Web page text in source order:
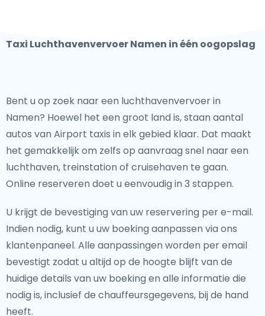
Taxi Luchthavenvervoer Namen in één oogopslag
Bent u op zoek naar een luchthavenvervoer in
Namen? Hoewel het een groot land is, staan aantal
autos van Airport taxis in elk gebied klaar. Dat maakt
het gemakkelijk om zelfs op aanvraag snel naar een
luchthaven, treinstation of cruisehaven te gaan.
Online reserveren doet u eenvoudig in 3 stappen.
U krijgt de bevestiging van uw reservering per e-mail.
Indien nodig, kunt u uw boeking aanpassen via ons
klantenpaneel. Alle aanpassingen worden per email
bevestigt zodat u altijd op de hoogte blijft van de
huidige details van uw boeking en alle informatie die
nodig is, inclusief de chauffeursgegevens, bij de hand
heeft.